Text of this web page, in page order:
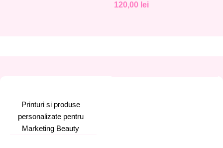
120,00 lei
Printuri si produse
personalizate pentru
Marketing Beauty